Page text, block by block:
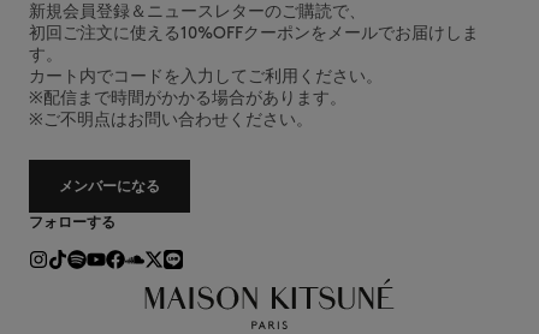
新規会員登録＆ニュースレターのご購読で、
初回ご注文に使える10%OFFクーポンをメールでお届けしま
す。
カート内でコードを入力してご利用ください。
※配信まで時間がかかる場合があります。
※ご不明点はお問い合わせください。
メンバーになる
フォローする